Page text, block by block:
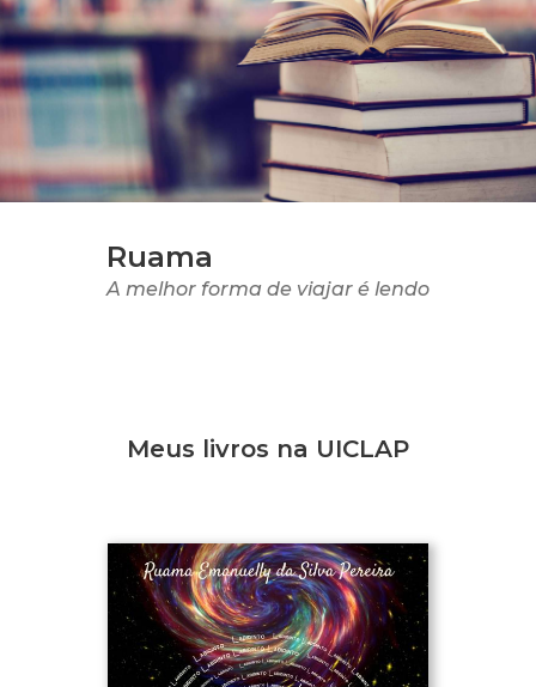
Ruama
A melhor forma de viajar é lendo
Meus livros na UICLAP